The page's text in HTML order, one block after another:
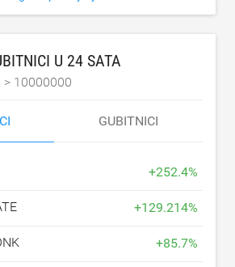
U 24 SATA
> 10000000
GUBITNICI
+252.4%
+129.214%
+85.7%